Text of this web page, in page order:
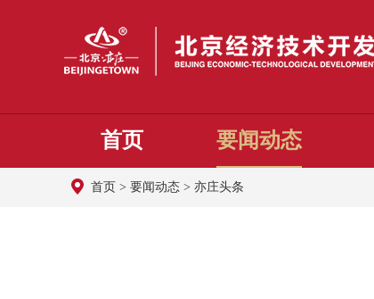
首页 要闻动态
首页 > 要闻动态 > 亦庄头条